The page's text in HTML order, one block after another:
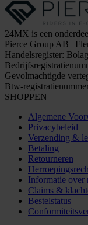
24MX is een
Pierce Group AB |
Handelsregister:
Gevolmachtigde
Btw-
SHOPPEN
Algemene
Privacybeleid
Verzending &
Betaling
Retourneren
Informatie over
Claims &
Bestelstatus